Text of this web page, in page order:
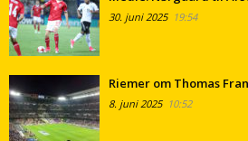
30. juni 202519:54
Riemer om Thomas
8. juni 202510:52